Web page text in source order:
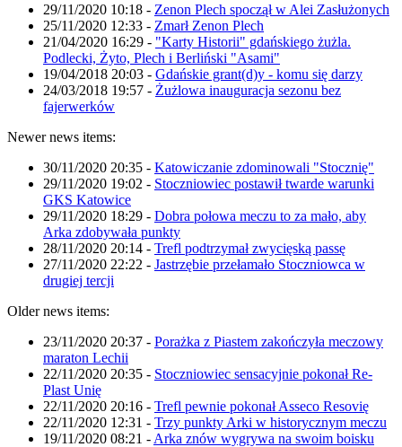
29/11/2020 10:18 - Zenon Plech spoczął w Alei Zasłużonych
25/11/2020 12:33 - Zmarł Zenon Plech
21/04/2020 16:29 - "Karty Historii" gdańskiego żużla.
Podlecki, Żyto, Plech i Berliński "Asami"
19/04/2018 20:03 - Gdańskie grant(d)y - komu się darzy
24/03/2018 19:57 - Żużlowa inauguracja sezonu bez
fajerwerków
Newer news items:
30/11/2020 20:35 - Katowiczanie zdominowali "Stocznię"
29/11/2020 19:02 - Stoczniowiec postawił twarde warunki
GKS Katowice
29/11/2020 18:29 - Dobra połowa meczu to za mało, aby
Arka zdobywała punkty
28/11/2020 20:14 - Trefl podtrzymał zwycięską passę
27/11/2020 22:22 - Jastrzębie przełamało Stoczniowca w
drugiej tercji
Older news items:
23/11/2020 20:37 - Porażka z Piastem zakończyła meczowy
maraton Lechii
22/11/2020 20:35 - Stoczniowiec sensacyjnie pokonał Re-
Plast Unię
22/11/2020 20:16 - Trefl pewnie pokonał Asseco Resovię
22/11/2020 12:31 - Trzy punkty Arki w historycznym meczu
19/11/2020 08:21 - Arka znów wygrywa na swoim boisku